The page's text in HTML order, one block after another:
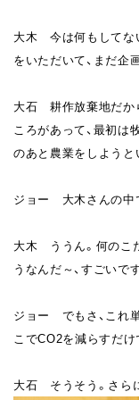
大木 今は何もしてな
をいただいて、まだ企
大石 耕作放棄地だか
ころがあって、最初は
のあと農業をしようと
ジョー 大木さんの中
大木 ううん。何のこだ
うなんだ～、すごいで
ジョー でもさ、これ
こでCO2を減らすだけ
大石 そうそう。さら